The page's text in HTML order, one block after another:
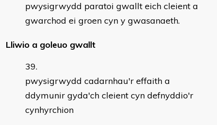
pwysigrwydd paratoi gwallt eich cleient a
gwarchod ei groen cyn y gwasanaeth.
Lliwio a goleuo gwallt
pwysigrwydd cadarnhau'r effaith a
ddymunir gyda'ch cleient cyn defnyddio'r
cynhyrchion